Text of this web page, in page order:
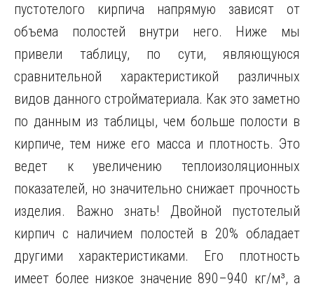
пустотелого кирпича напрямую зависят от
объема полостей внутри него. Ниже мы
привели таблицу, по сути, являющуюся
сравнительной характеристикой различных
видов данного стройматериала. Как это заметно
по данным из таблицы, чем больше полости в
кирпиче, тем ниже его масса и плотность. Это
ведет к увеличению теплоизоляционных
показателей, но значительно снижает прочность
изделия. Важно знать! Двойной пустотелый
кирпич с наличием полостей в 20% обладает
другими характеристиками. Его плотность
имеет более низкое значение 890–940 кг/м³, а